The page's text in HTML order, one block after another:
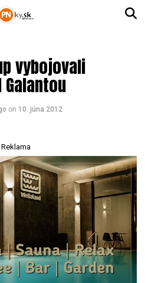
vybojovali
on 10. júna 2012
Reklama